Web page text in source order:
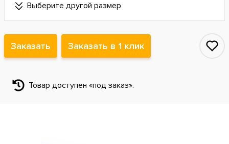
Выберите другой размер
Заказать Заказать в 1 клик
Товар доступен «под заказ».